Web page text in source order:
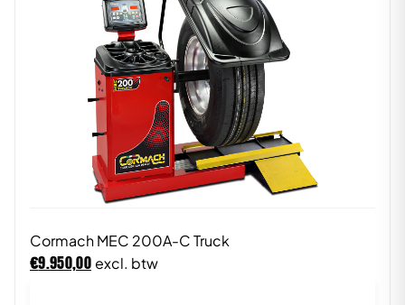
Cormach MEC 200A-C Truck
€9.950,00 excl. btw